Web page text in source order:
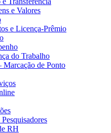
e Valores
e Licença-Prêmio
do Trabalho
Marcação de Ponto
RH